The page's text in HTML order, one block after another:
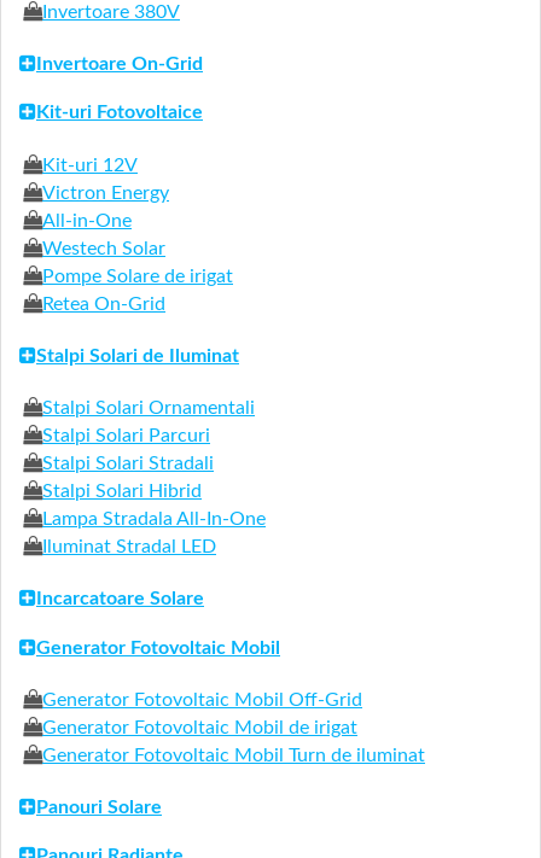
Invertoare 380V
Invertoare On-Grid
Kit-uri Fotovoltaice
Kit-uri 12V
Victron Energy
All-in-One
Westech Solar
Pompe Solare de irigat
Retea On-Grid
Stalpi Solari de Iluminat
Stalpi Solari Ornamentali
Stalpi Solari Parcuri
Stalpi Solari Stradali
Stalpi Solari Hibrid
Lampa Stradala All-In-One
Iluminat Stradal LED
Incarcatoare Solare
Generator Fotovoltaic Mobil
Generator Fotovoltaic Mobil Off-Grid
Generator Fotovoltaic Mobil de irigat
Generator Fotovoltaic Mobil Turn de iluminat
Panouri Solare